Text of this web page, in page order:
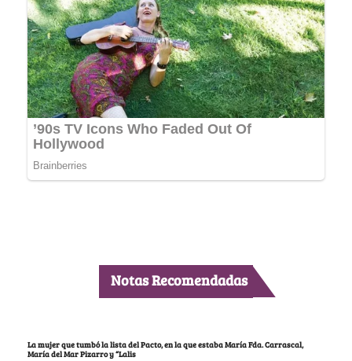
Notas Recomendadas
La mujer que tumbó la lista del Pacto, en la que estaba María Fda. Carrascal,
María del Mar Pizarro y “Lalis